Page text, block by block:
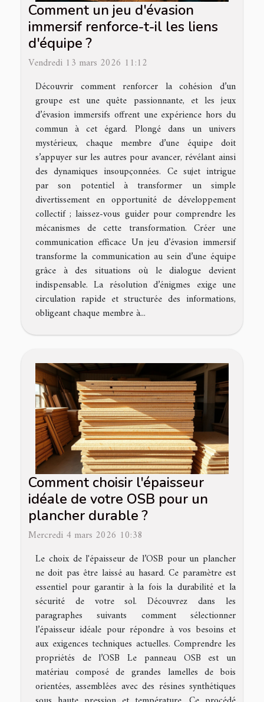
Comment un jeu d'évasion
immersif renforce-t-il les liens
d'équipe ?
Vendredi 13 mars 2026 11:12
Découvrir comment renforcer la cohésion d’un
groupe est une quête passionnante, et les jeux
d’évasion immersifs offrent une expérience hors du
commun à cet égard. Plongé dans un univers
mystérieux, chaque membre d’une équipe doit
s’appuyer sur les autres pour avancer, révélant ainsi
des dynamiques insoupçonnées. Ce sujet intrigue
par son potentiel à transformer un simple
divertissement en opportunité de développement
collectif ; laissez-vous guider pour comprendre les
mécanismes de cette transformation. Créer une
communication efficace Un jeu d’évasion immersif
transforme la communication au sein d’une équipe
grâce à des situations où le dialogue devient
indispensable. La résolution d’énigmes exige une
circulation rapide et structurée des informations,
obligeant chaque membre à...
Comment choisir l'épaisseur
idéale de votre OSB pour un
plancher durable ?
Mercredi 4 mars 2026 10:38
Le choix de l'épaisseur de l’OSB pour un plancher
ne doit pas être laissé au hasard. Ce paramètre est
essentiel pour garantir à la fois la durabilité et la
sécurité de votre sol. Découvrez dans les
paragraphes suivants comment sélectionner
l’épaisseur idéale pour répondre à vos besoins et
aux exigences techniques actuelles. Comprendre les
propriétés de l’OSB Le panneau OSB est un
matériau composé de grandes lamelles de bois
orientées, assemblées avec des résines synthétiques